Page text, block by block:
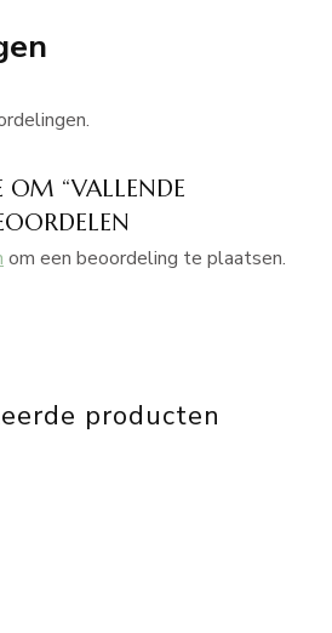
OM “VALLENDE
om een beoordeling te plaatsen.
producten